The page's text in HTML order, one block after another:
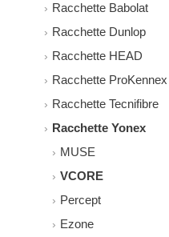
Racchette Babolat
Racchette Dunlop
Racchette HEAD
Racchette ProKennex
Racchette Tecnifibre
Racchette Yonex
MUSE
VCORE
Percept
Ezone